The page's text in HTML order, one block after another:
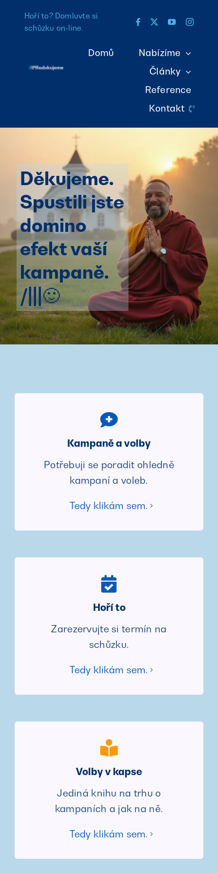
Hoří to? Domluvte si
schůzku on-line.
Domů
Nabízíme
Články
Reference
Kontakt
Děkujeme.
Spustili jste
domino
efekt vaší
kampaně.
/|||🙂
Kampaně a volby
Potřebuji se poradit ohledně
kampaní a voleb.
Tedy klikám sem.
Hoří to
Zarezervujte si termín na
schůzku.
Tedy klikám sem.
Volby v kapse
Jediná knihu na trhu o
kampaních a jak na ně.
Tedy klikám sem.